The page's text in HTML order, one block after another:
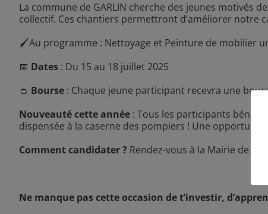
La commune de GARLIN cherche des jeunes motivés
collectif. Ces chantiers permettront d’améliorer notre
🖌️Au programme : Nettoyage et Peinture de mobilier
📅 Dates : Du 15 au 18 juillet 2025
👛 Bourse : Chaque jeune participant recevra une
Nouveauté cette année : Tous les participants
dispensée à la caserne des pompiers ! Une
Comment candidater ? Rendez-vous à la Mairie de
Ne manque pas cette occasion de t’investir,